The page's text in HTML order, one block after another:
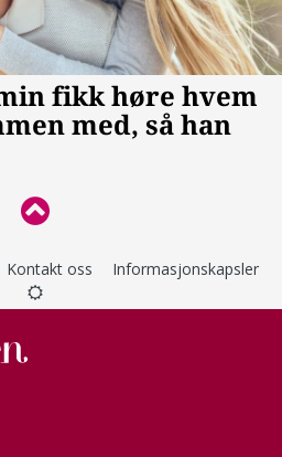
Kontakt oss Informasjonskapsler